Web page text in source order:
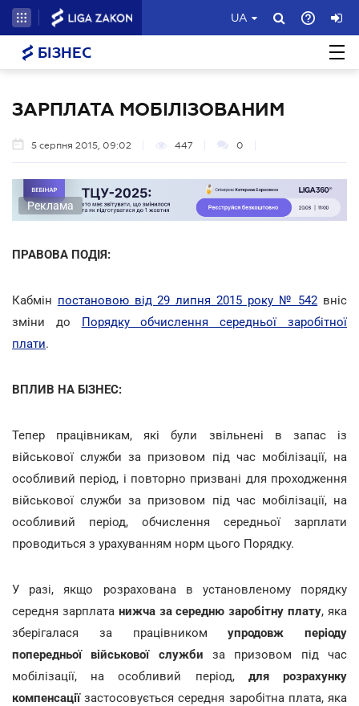
UA
БІЗНЕС
ЗАРПЛАТА МОБІЛІЗОВАНИМ
5 серпня 2015, 09:02 447 0
Реклама
ПРАВОВА ПОДІЯ:
Кабмін постановою від 29 липня 2015 року № 542 вніс
зміни до Порядку обчислення середньої заробітної
плати.
ВПЛИВ НА БІЗНЕС:
Тепер працівникам, які були звільнені в запас із
військової служби за призовом під час мобілізації, на
особливий період, і повторно призвані для проходження
військової служби за призовом під час мобілізації, на
особливий період, обчислення середньої зарплати
проводиться з урахуванням норм цього Порядку.
У разі, якщо розрахована в установленому порядку
середня зарплата нижча за середню заробітну плату, яка
зберігалася за працівникомупродовж періоду
попередньої військової служби за призовом під час
мобілізації, на особливий період, для розрахунку
компенсаціїзастосовується середня заробітна плата, яка